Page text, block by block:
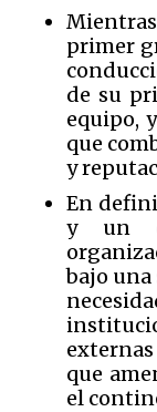
primer
de su
equipo,
que
y
En
y un
bajo
que
el